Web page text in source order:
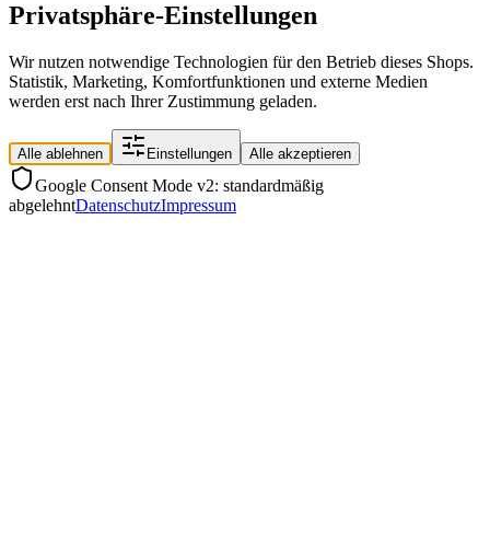
Privatsphäre-Einstellungen
Wir nutzen notwendige Technologien für den Betrieb dieses Shops.
Statistik, Marketing, Komfortfunktionen und externe Medien
werden erst nach Ihrer Zustimmung geladen.
Alle ablehnen Einstellungen Alle akzeptieren
Google Consent Mode v2: standardmäßig
abgelehntDatenschutzImpressum